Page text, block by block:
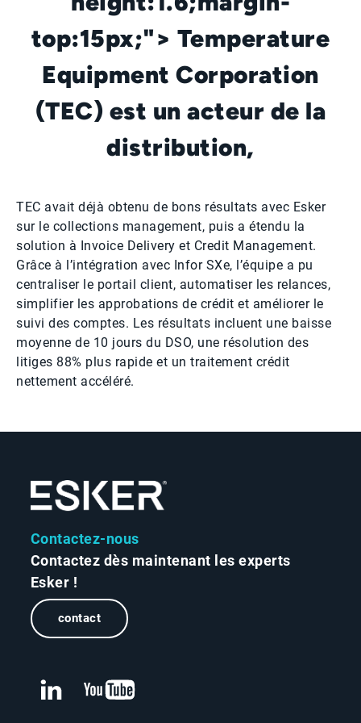
top:15px;"> Temperature
Equipment Corporation
(TEC) est un acteur de la
distribution,
TEC avait déjà obtenu de bons résultats avec Esker
sur le collections management, puis a étendu la
solution à Invoice Delivery et Credit Management.
Grâce à l’intégration avec Infor SXe, l’équipe a pu
centraliser le portail client, automatiser les relances,
simplifier les approbations de crédit et améliorer le
suivi des comptes. Les résultats incluent une baisse
moyenne de 10 jours du DSO, une résolution des
litiges 88% plus rapide et un traitement crédit
nettement accéléré.
Contactez-nous
Contactez dès maintenant les experts
Esker !
contact